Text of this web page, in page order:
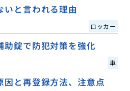
いと言われる理由
ロッカー
助錠で防犯対策を強化
車
因と再登録方法、注意点